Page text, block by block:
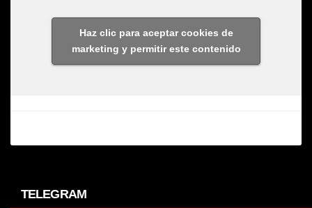
Haz clic para aceptar cookies de
marketing y permitir este contenido
TELEGRAM